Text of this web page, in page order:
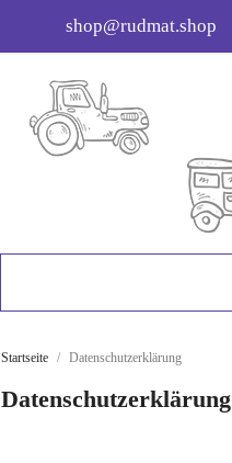
shop@rudmat.shop
Startseite Datenschutzerklärung
Datenschutzerklärung